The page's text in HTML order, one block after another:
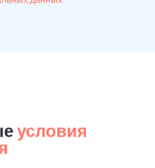
условия